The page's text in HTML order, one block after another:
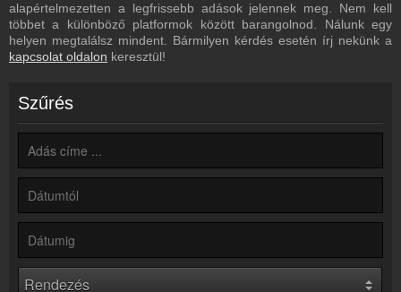
Frekvenciák
Rádió 1 Pécs frekvencia
Műsorújság
Webkamera
Rádió 1 Pécs webkamera, élőkép
Hírek
Rádió 1 Pécs kapcsolatos hírek
Írj nekünk!
Rádiós partnerek
alapértelmezetten a legfrissebb adások jelennek meg. Nem kell
többet a különböző platformok között barangolnod. Nálunk egy
helyen megtalálsz mindent. Bármilyen kérdés esetén írj nekünk a
kapcsolat oldalon keresztül!
Szűrés